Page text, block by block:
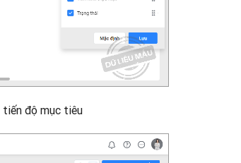
độ mục tiêu